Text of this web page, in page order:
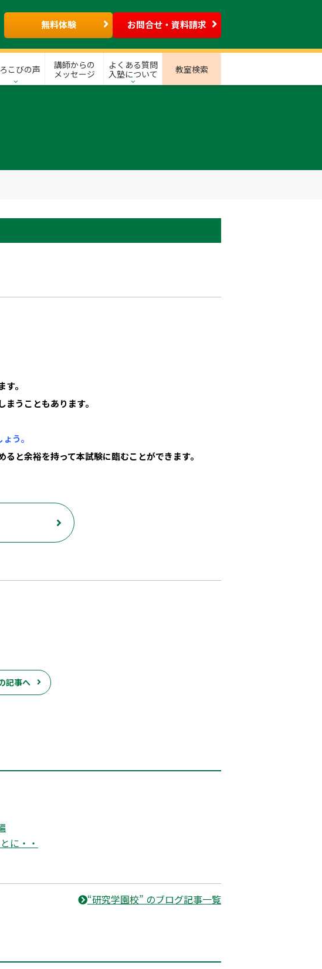
無料体験 お問合せ・資料請求
こびの声
講師からの
メッセージ
よくある質問
入塾について
教室検索
。
うこともあります。
う。
ると余裕を持って本試験に臨むことができます。
記事へ
に・・
“研究学園校” のブログ記事一覧